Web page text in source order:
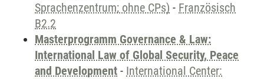
Sprachenzentrum; ohne CPs) - Französisch
B2.2
Masterprogramm Governance & Law:
International Law of Global Security, Peace
and Development - International Center: